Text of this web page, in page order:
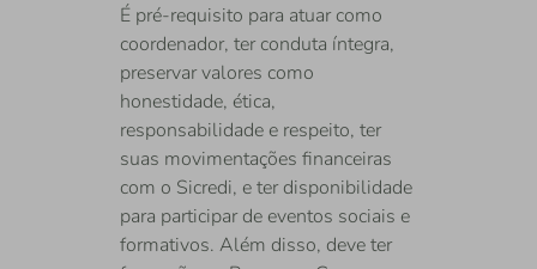
É pré-requisito para atuar como
coordenador, ter conduta íntegra,
preservar valores como
honestidade, ética,
responsabilidade e respeito, ter
suas movimentações financeiras
com o Sicredi, e ter disponibilidade
para participar de eventos sociais e
formativos. Além disso, deve ter